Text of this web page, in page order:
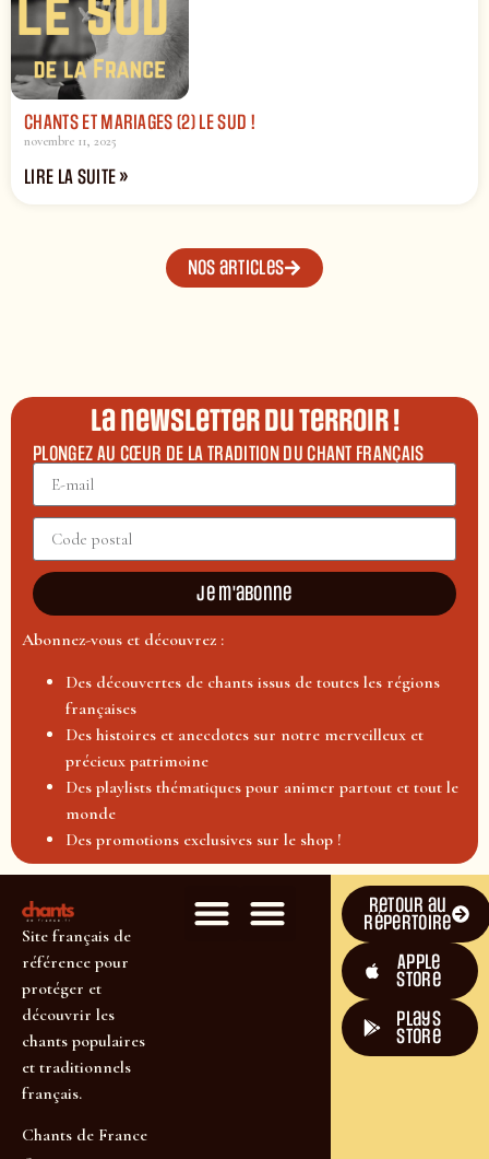
CHANTS ET MARIAGES (2) LE SUD !
novembre 11, 2025
LIRE LA SUITE »
Nos articles
La newsletter du terroir !
PLONGEZ AU CŒUR DE LA TRADITION DU CHANT FRANÇAIS
Je m'abonne
Abonnez-vous et découvrez :
Des découvertes de chants issus de toutes les régions
françaises
Des histoires et anecdotes sur notre merveilleux et
précieux patrimoine
Des playlists thématiques pour animer partout et tout le
monde
Des promotions exclusives sur le shop !
Site français de
référence pour
protéger et
découvrir les
chants populaires
et traditionnels
français.
Chants de France
Retour au
répertoire
Apple
Store
plays
store